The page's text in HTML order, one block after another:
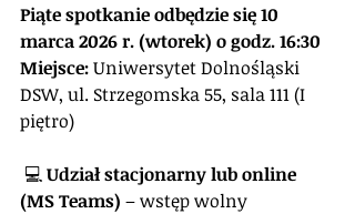
Piąte spotkanie odbędzie się 10
marca 2026 r. (wtorek) o godz. 16:30
Miejsce: Uniwersytet Dolnośląski
DSW, ul. Strzegomska 55, sala 111 (I
piętro)
💻 Udział stacjonarny lub online
(MS Teams) – wstęp wolny